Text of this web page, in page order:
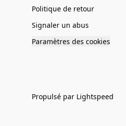
Politique de retour
Signaler un abus
Paramètres des cookies
Propulsé par Lightspeed